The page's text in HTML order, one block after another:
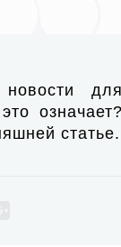
статье.